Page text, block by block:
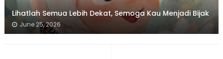
Lihatlah Semua Lebih Dekat, Semoga Kau Menjadi Bijak
June 25, 2026